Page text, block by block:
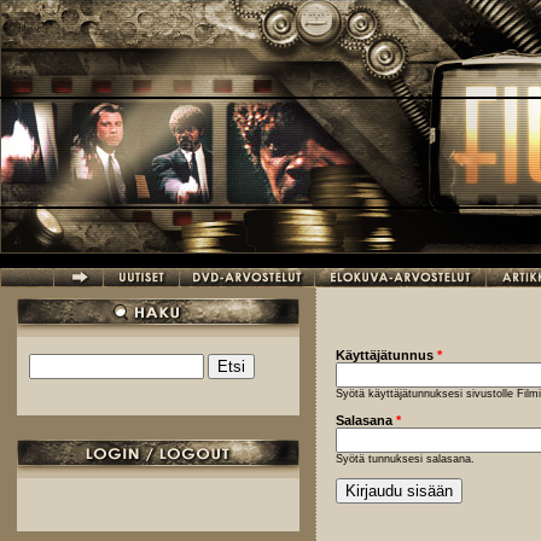
Hyppää pääsisältöön
Hakulomake
Käyttäjätunnus *
Syötä käyttäjätunnuksesi sivustolle
Salasana *
Syötä tunnuksesi salasana.